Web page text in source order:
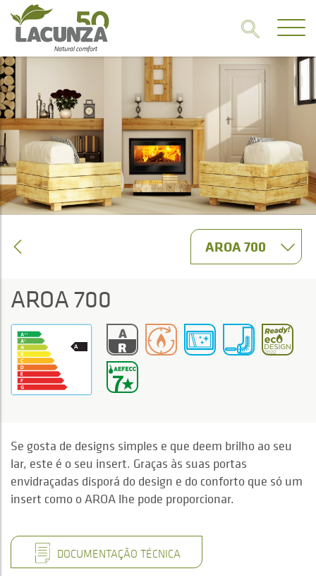
AROA 700
AROA 700
Se gosta de designs simples e que deem brilho ao seu
lar, este é o seu insert. Graças às suas portas
envidraçadas disporá do design e do conforto que só um
insert como o AROA lhe pode proporcionar.
DOCUMENTAÇÃO TÉCNICA